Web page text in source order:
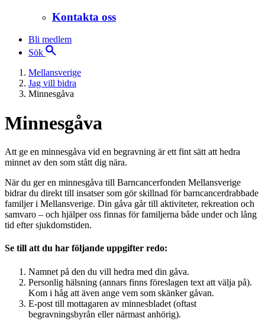
Kontakta oss
Bli medlem
Sök
Mellansverige
Jag vill bidra
Minnesgåva
Minnesgåva
Att ge en minnesgåva vid en begravning är ett fint sätt att hedra
minnet av den som stått dig nära.
När du ger en minnesgåva till Barncancerfonden Mellansverige
bidrar du direkt till insatser som gör skillnad för barncancerdrabbade
familjer i Mellansverige. Din gåva går till aktiviteter, rekreation och
samvaro – och hjälper oss finnas för familjerna både under och lång
tid efter sjukdomstiden.
Se till att du har följande uppgifter redo:
Namnet på den du vill hedra med din gåva.
Personlig hälsning (annars finns föreslagen text att välja på).
Kom i håg att även ange vem som skänker gåvan.
E-post till mottagaren av minnesbladet (oftast
begravningsbyrån eller närmast anhörig).